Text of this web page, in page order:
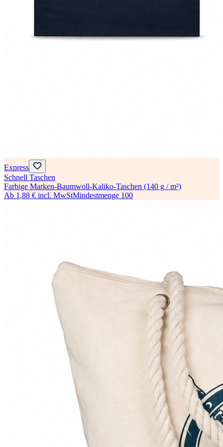
Express
Schnell Taschen
Farbige Marken-Baumwoll-Kaliko-Taschen (140 g / m²)
Ab 1,88 € incl. MwStMindestmenge 100